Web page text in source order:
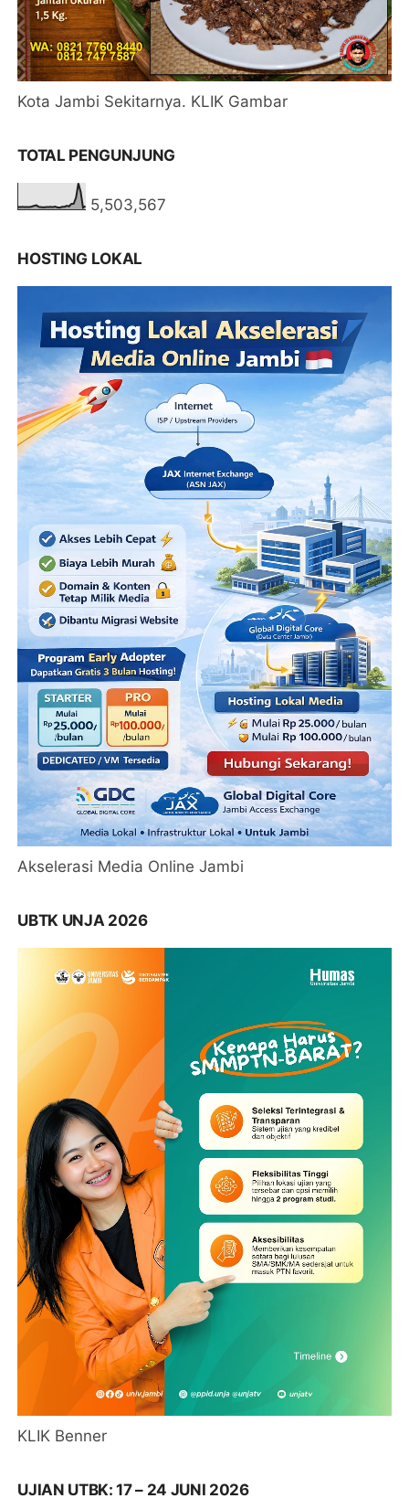
Kota Jambi Sekitarnya. KLIK Gambar
TOTAL PENGUNJUNG
5,503,567
HOSTING LOKAL
Akselerasi Media Online Jambi
UBTK UNJA 2026
KLIK Benner
UJIAN UTBK: 17 – 24 JUNI 2026